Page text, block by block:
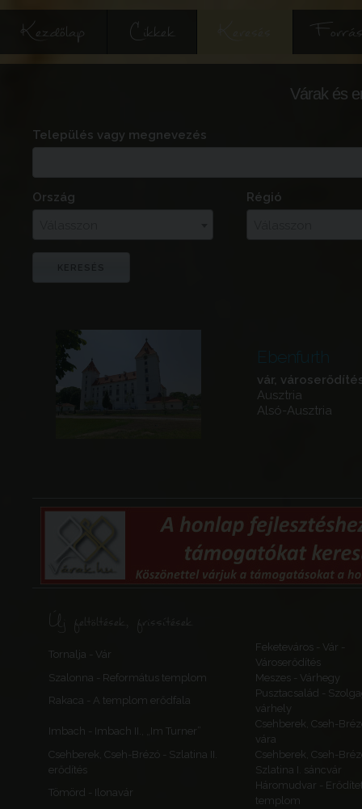
Kezdőlap Cikkek
Várak és
Település vagy megnevezés
Ország
Régió
Ebenfurth
vár,
Ausztria
Alsó-Ausztria
Új feltöltések, frissítések
Tornalja - Vár
Feketeváros - Vár -
Városerődítés
Szalonna - Református templom
Meszes - Várhegy
Rakaca - A templom erődfala
Pusztacsalád -
várhely
Imbach - Imbach II., „Im Turner”
Csehberek, Cseh-
vára
Csehberek, Cseh-Brézó - Szlatina II.
erődítés
Csehberek, Cseh-
Szlatina I. sáncvár
Tömörd - Ilonavár
Háromudvar -
templom